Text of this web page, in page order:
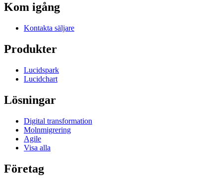
Kom igång
Kontakta säljare
Produkter
Lucidspark
Lucidchart
Lösningar
Digital transformation
Molnmigrering
Agile
Visa alla
Företag